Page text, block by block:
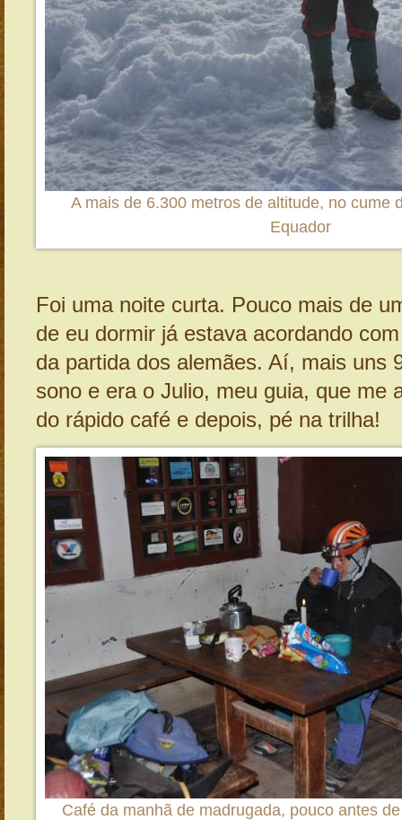
A mais de 6.300 metros de altitude, no cume
Equador
Foi uma noite curta. Pouco mais de
de eu dormir já estava acordando
da partida dos alemães. Aí, mais uns
sono e era o Julio, meu guia, que me
do rápido café e depois, pé na trilha!
Café da manhã de madrugada, pouco antes